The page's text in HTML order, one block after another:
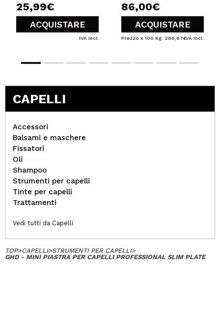
25,99€
ACQUISTARE
IVA Incl.
86,00€
ACQUISTARE
Prezzo x 100 Kg: 286,67€IVA Incl.
CAPELLI
Accessori
Balsami e maschere
Fissatori
Oli
Shampoo
Strumenti per capelli
Tinte per capelli
Trattamenti
Vedi tutti da Capelli
TOP>CAPELLI>STRUMENTI PER CAPELLI>
GHD - MINI PIASTRA PER CAPELLI PROFESSIONAL SLIM PLATE